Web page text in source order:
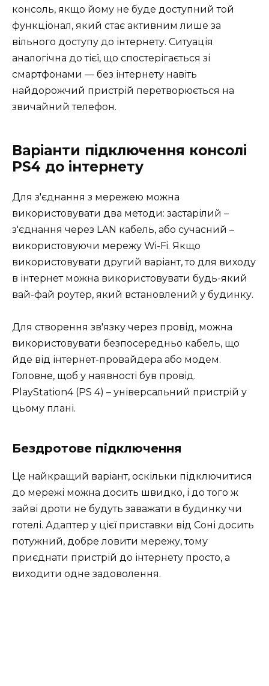
консоль, якщо йому не буде доступний той
функціонал, який стає активним лише за
вільного доступу до інтернету. Ситуація
аналогічна до тієї, що спостерігається зі
смартфонами — без інтернету навіть
найдорожчий пристрій перетворюється на
звичайний телефон.
Варіанти підключення консолі
PS4 до інтернету
Для з'єднання з мережею можна
використовувати два методи: застарілий –
з'єднання через LAN кабель, або сучасний –
використовуючи мережу Wi-Fi. Якщо
використовувати другий варіант, то для виходу
в інтернет можна використовувати будь-який
вай-фай роутер, який встановлений у будинку.
Для створення зв'язку через провід, можна
використовувати безпосередньо кабель, що
йде від інтернет-провайдера або модем.
Головне, щоб у наявності був провід.
PlayStation4 (PS 4) – універсальний пристрій у
цьому плані.
Бездротове підключення
Це найкращий варіант, оскільки підключитися
до мережі можна досить швидко, і до того ж
зайві дроти не будуть заважати в будинку чи
готелі. Адаптер у цієї приставки від Соні досить
потужний, добре ловити мережу, тому
приєднати пристрій до інтернету просто, а
виходити одне задоволення.